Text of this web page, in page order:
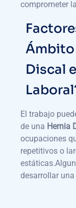
comprometer
Ámbito
Discal
El trabajo
de una Hernia
ocupaciones
repetitivos o
desarrollar una